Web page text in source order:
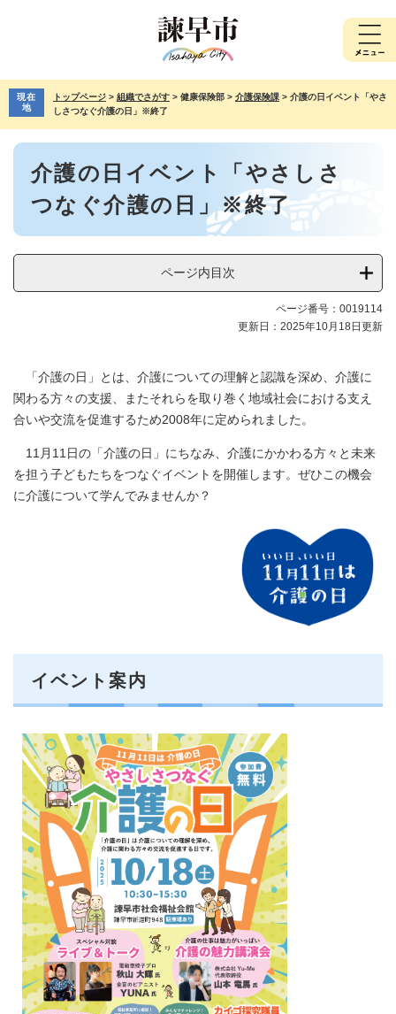
先
で
を
ば
現在
地
トップページ > 組織でさがす > 健康保険部 > 介護保険課 > 介護の日イベント「やさ
しさつなぐ介護の日」※終了
本
介護の日イベント「やさしさ
つなぐ介護の日」※終了
ページ内目次
ページ番号：0019114
更新日：2025年10月18日更新
「介護の日」とは、介護についての理解と認識を深め、介護に
関わる方々の支援、またそれらを取り巻く地域社会における支え
合いや交流を促進するため2008年に定められました。
11月11日の「介護の日」にちなみ、介護にかかわる方々と未来
を担う子どもたちをつなぐイベントを開催します。ぜひこの機会
に介護について学んでみませんか？
イベント案内